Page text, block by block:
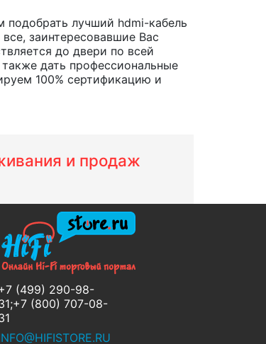
лучший hdmi-кабель
заинтересовавшие Вас
до двери по всей
дать профессиональные
100% сертификацию и
и продаж
(499) 290-98-
(800) 707-08-